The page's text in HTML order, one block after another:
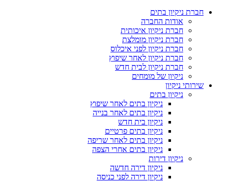
חברת ניקיון בתים
אודות החברה
חברת ניקיון איכותית
חברת ניקיון מומלצת
חברת ניקיון לפני איכלוס
חברת ניקיון לאחר שיפוץ
חברת ניקיון לבית חדש
ניקיון של מומחים
שירותי ניקיון
ניקיון בתים
ניקיון בתים לאחר שיפוץ
ניקיון בתים לאחר בנייה
ניקיון בית חדש
ניקיון בתים פרטיים
ניקיון בתים לאחר שריפה
ניקיון בתים אחרי הצפה
ניקיון דירות
ניקיון דירה חדשה
ניקיון דירה לפני כניסה